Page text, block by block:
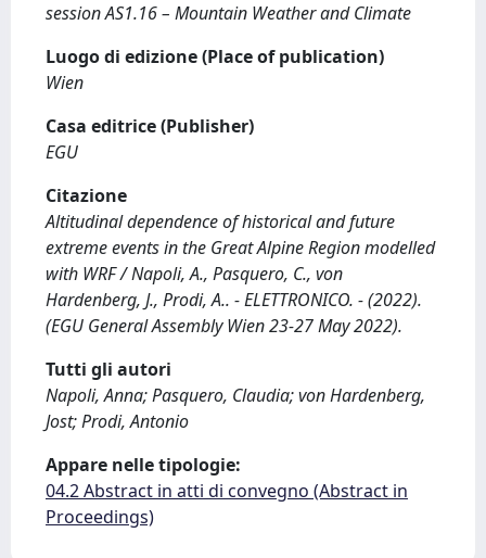
session AS1.16 – Mountain Weather and Climate
Luogo di edizione (Place of publication)
Wien
Casa editrice (Publisher)
EGU
Citazione
Altitudinal dependence of historical and future
extreme events in the Great Alpine Region modelled
with WRF / Napoli, A., Pasquero, C., von
Hardenberg, J., Prodi, A.. - ELETTRONICO. - (2022).
(EGU General Assembly Wien 23-27 May 2022).
Tutti gli autori
Napoli, Anna; Pasquero, Claudia; von Hardenberg,
Jost; Prodi, Antonio
Appare nelle tipologie:
04.2 Abstract in atti di convegno (Abstract in
Proceedings)